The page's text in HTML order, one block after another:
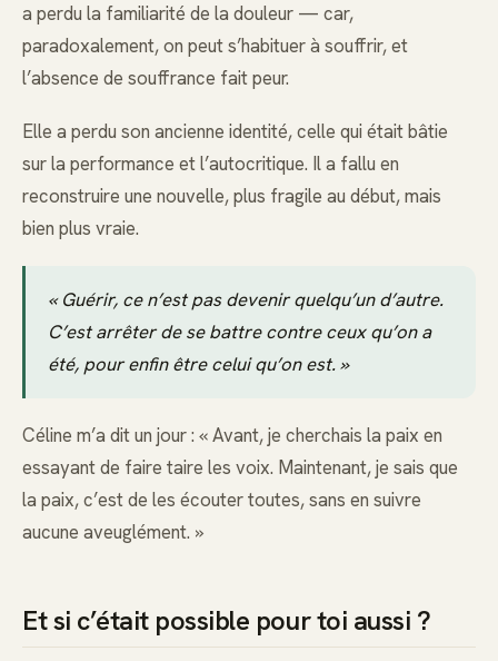
a perdu la familiarité de la douleur — car,
paradoxalement, on peut s’habituer à souffrir, et
l’absence de souffrance fait peur.
Elle a perdu son ancienne identité, celle qui était bâtie
sur la performance et l’autocritique. Il a fallu en
reconstruire une nouvelle, plus fragile au début, mais
bien plus vraie.
« Guérir, ce n’est pas devenir quelqu’un d’autre.
C’est arrêter de se battre contre ceux qu’on a
été, pour enfin être celui qu’on est. »
Céline m’a dit un jour : « Avant, je cherchais la paix en
essayant de faire taire les voix. Maintenant, je sais que
la paix, c’est de les écouter toutes, sans en suivre
aucune aveuglément. »
Et si c’était possible pour toi aussi ?